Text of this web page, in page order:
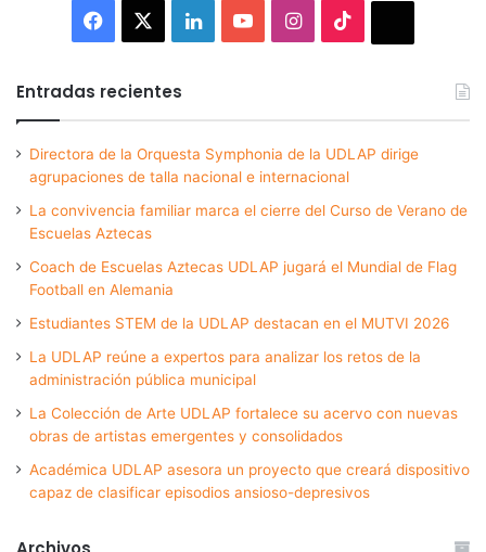
Facebook LinkedInYouTubeInstagram
Entradas recientes
Directora de la Orquesta Symphonia de la UDLAP dirige
agrupaciones de talla nacional e internacional
La convivencia familiar marca el cierre del Curso de Verano de
Escuelas Aztecas
Coach de Escuelas Aztecas UDLAP jugará el Mundial de Flag
Football en Alemania
Estudiantes STEM de la UDLAP destacan en el MUTVI 2026
La UDLAP reúne a expertos para analizar los retos de la
administración pública municipal
La Colección de Arte UDLAP fortalece su acervo con nuevas
obras de artistas emergentes y consolidados
Académica UDLAP asesora un proyecto que creará dispositivo
capaz de clasificar episodios ansioso-depresivos